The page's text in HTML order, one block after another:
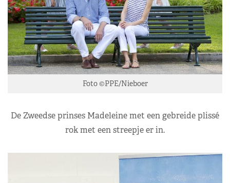
Foto ©PPE/Nieboer
De Zweedse prinses Madeleine met een gebreide plissé
rok met een streepje er in.